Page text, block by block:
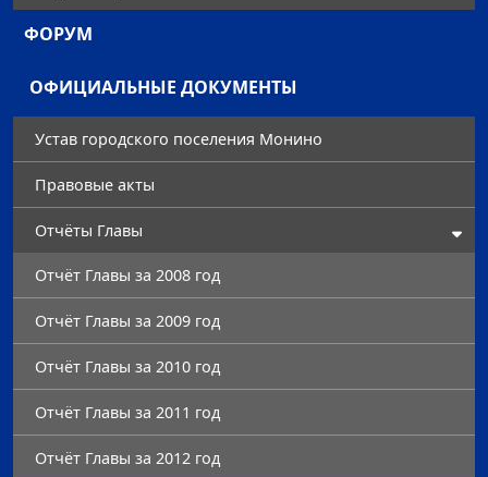
ФОРУМ
ОФИЦИАЛЬНЫЕ ДОКУМЕНТЫ
Устав городского поселения Монино
Правовые акты
Отчёты Главы
Отчёт Главы за 2008 год
Отчёт Главы за 2009 год
Отчёт Главы за 2010 год
Отчёт Главы за 2011 год
Отчёт Главы за 2012 год